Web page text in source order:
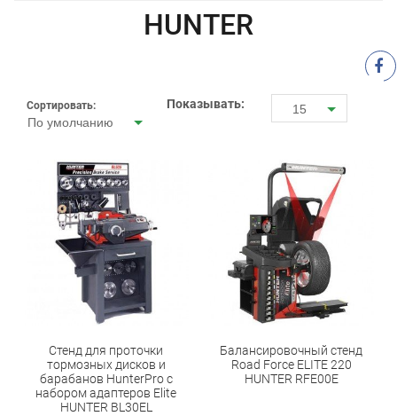
HUNTER
Сортировать:
По умолчанию
Показывать: 15
Cтенд для проточки
тормозных дисков и
барабанов HunterPro c
набором адаптеров Elite
HUNTER BL30EL
Балансировочный стенд
Road Force ELITE 220
HUNTER RFE00E